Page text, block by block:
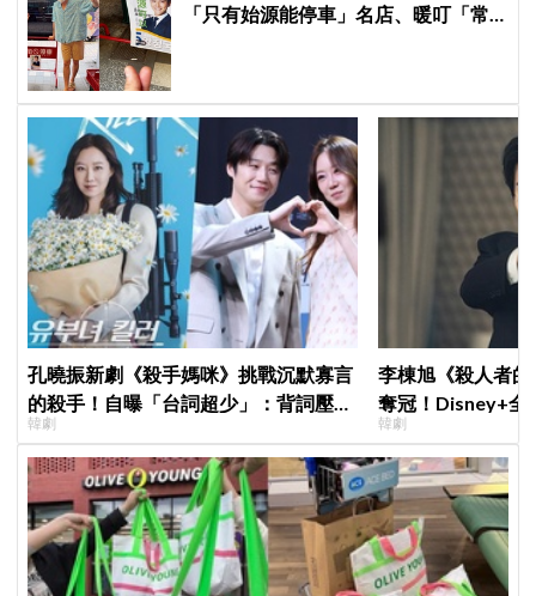
「只有始源能停車」名店、暖叮「常
孔曉振新劇《殺手媽咪》挑戰沉默寡言
的殺手！自曝「台詞超少」：背詞壓力
小很多XD
韓劇
李棟旭《殺人者
奪冠！Disney+全
紀錄
韓劇